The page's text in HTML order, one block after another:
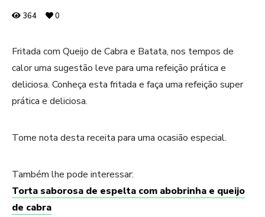
364 0
Fritada com Queijo de Cabra e Batata, nos tempos de
calor uma sugestão leve para uma refeição prática e
deliciosa. Conheça esta fritada e faça uma refeição super
prática e deliciosa.
Tome nota desta receita para uma ocasião especial.
Também lhe pode interessar:
Torta saborosa de espelta com abobrinha e queijo
de cabra